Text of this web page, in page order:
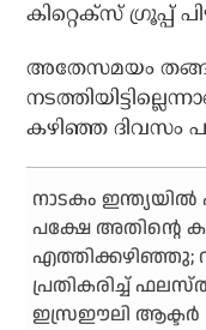
കിറ്റെക്‌സ് ഗ്രൂപ്പ്
അതേസമയം
കഴിഞ്ഞ ദിവസം
​നാടകം ഇന്ത്യയിൽ
പക്ഷേ അതിന്റെ
എത്തിക്കഴിഞ്ഞു;
പ്രതികരിച്ച്
ഇസ്രഈലി ആക്ടർ